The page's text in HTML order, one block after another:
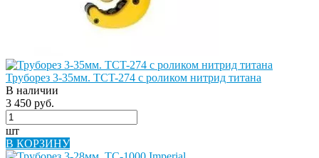
Труборез 3-35мм. ТСT-274 с роликом нитрид титана
В наличии
3 450 руб.
шт
В КОРЗИНУ